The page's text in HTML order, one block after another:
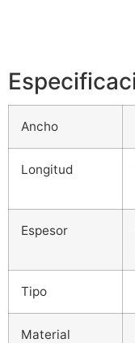
Ancho
Longitud
Espesor
Tipo
Material